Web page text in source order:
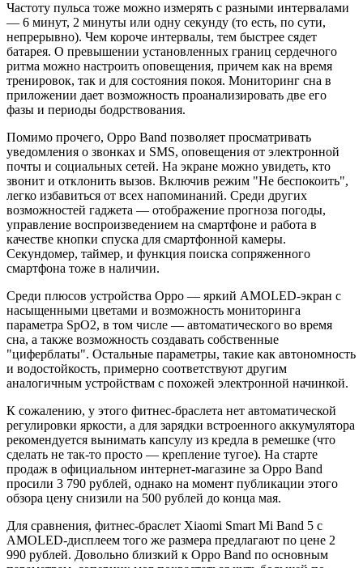
Частоту пульса тоже можно измерять с разными интервалами
— 6 минут, 2 минуты или одну секунду (то есть, по сути,
непрерывно). Чем короче интервалы, тем быстрее сядет
батарея. О превышении установленных границ сердечного
ритма можно настроить оповещения, причем как на время
тренировок, так и для состояния покоя. Мониторинг сна в
приложении дает возможность проанализировать две его
фазы и периоды бодрствования.
Помимо прочего, Oppo Band позволяет просматривать
уведомления о звонках и SMS, оповещения от электронной
почты и социальных сетей. На экране можно увидеть, кто
звонит и отклонить вызов. Включив режим "Не беспокоить",
легко избавиться от всех напоминаний. Среди других
возможностей гаджета — отображение прогноза погоды,
управление воспроизведением на смартфоне и работа в
качестве кнопки спуска для смартфонной камеры.
Секундомер, таймер, и функция поиска сопряженного
смартфона тоже в наличии.
Среди плюсов устройства Oppo — яркий AMOLED-экран с
насыщенными цветами и возможность мониторинга
параметра SpO2, в том числе — автоматического во время
сна, а также возможность создавать собственные
"циферблаты". Остальные параметры, такие как автономность
и водостойкость, примерно соответствуют другим
аналогичным устройствам с похожей электронной начинкой.
К сожалению, у этого фитнес-браслета нет автоматической
регулировки яркости, а для зарядки встроенного аккумулятора
рекомендуется вынимать капсулу из кредла в ремешке (что
сделать не так-то просто — крепление тугое). На старте
продаж в официальном интернет-магазине за Oppo Band
просили 3 790 рублей, однако на момент публикации этого
обзора цену снизили на 500 рублей до конца мая.
Для сравнения, фитнес-браслет Xiaomi Smart Mi Band 5 с
AMOLED-дисплеем того же размера предлагают по цене 2
990 рублей. Довольно близкий к Oppo Band по основным